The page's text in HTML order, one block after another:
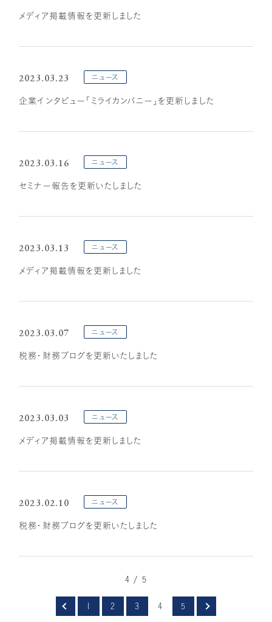
メディア掲載情報を更新しました
2023.03.23 ニュース
企業インタビュー「ミライカンパニー」を更新しました
2023.03.16 ニュース
セミナー報告を更新いたしました
2023.03.13 ニュース
メディア掲載情報を更新しました
2023.03.07 ニュース
税務・財務ブログを更新いたしました
2023.03.03 ニュース
メディア掲載情報を更新しました
2023.02.10 ニュース
税務・財務ブログを更新いたしました
4 / 5
2 3 4 5